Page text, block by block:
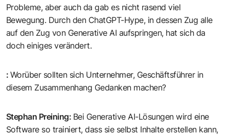
Probleme, aber auch da gab es nicht rasend viel
Bewegung. Durch den ChatGPT-Hype, in dessen Zug alle
auf den Zug von Generative AI aufspringen, hat sich da
doch einiges verändert.
: Worüber sollten sich Unternehmer, Geschäftsführer in
diesem Zusammenhang Gedanken machen?
Stephan Preining: Bei Generative AI-Lösungen wird eine
Software so trainiert, dass sie selbst Inhalte erstellen kann,